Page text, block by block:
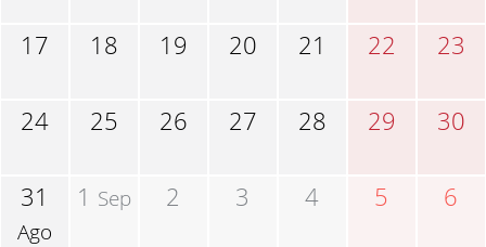
17 18 19 20 21 22 23
24 25 26 27 28 29 30
31
Ago
1 Sep 2 3 4 5 6